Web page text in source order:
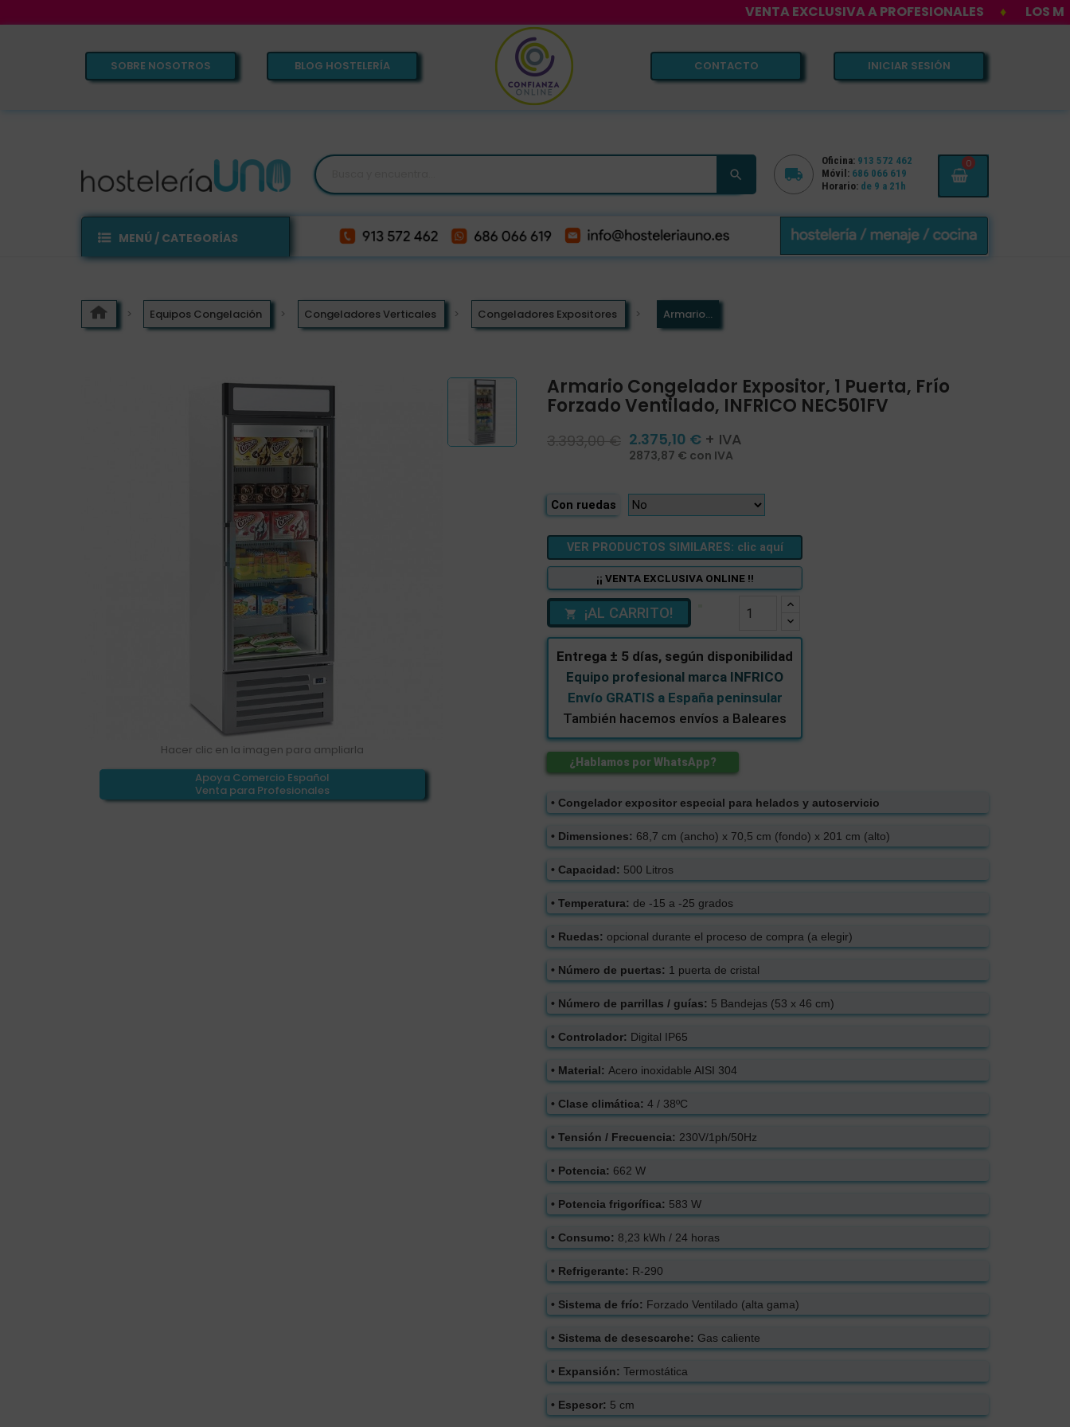
VENTA EXCLUSIVA A PROFESIONALES ♦ LOS MEJORES
INICIAR SESIÓN
CONTACTO
SOBRE NOSOTROS BLOG HOSTELERÍA
 
Oficina: 913 572 462
Móvil: 686 066 619
Horario: de 9 a 21h
0
MENÚ / CATEGORÍAS
Equipos Congelación Congeladores Verticales Congeladores Expositores Armario...
Hacer clic en la imagen para ampliarla
Apoya Comercio Español
Venta para Profesionales
Armario Congelador Expositor, 1 Puerta, Frío
Forzado Ventilado, INFRICO NEC501FV
3.393,00 € 2.375,10 € + IVA
2873,87 € con IVA
Con ruedas
VER PRODUCTOS SIMILARES: clic aquí
¡¡ VENTA EXCLUSIVA ONLINE !!
 ¡AL CARRITO!
Entrega ± 5 días, según disponibilidad
Equipo profesional marca INFRICO
Envío GRATIS a España peninsular
También hacemos envíos a Baleares
¿Hablamos por WhatsApp?
• Congelador expositor especial para helados y autoservicio
• Dimensiones: 68,7 cm (ancho) x 70,5 cm (fondo) x 201 cm (alto)
• Capacidad: 500 Litros
• Temperatura: de -15 a -25 grados
• Ruedas: opcional durante el proceso de compra (a elegir)
• Número de puertas: 1 puerta de cristal
• Número de parrillas / guías: 5 Bandejas (53 x 46 cm)
• Controlador: Digital IP65
• Material: Acero inoxidable AISI 304
• Clase climática: 4 / 38ºC
• Tensión / Frecuencia: 230V/1ph/50Hz
• Potencia: 662 W
• Potencia frigorífica: 583 W
• Consumo: 8,23 kWh / 24 horas
• Refrigerante: R-290
• Sistema de frío: Forzado Ventilado (alta gama)
• Sistema de desescarche: Gas caliente
• Expansión: Termostática
• Espesor: 5 cm